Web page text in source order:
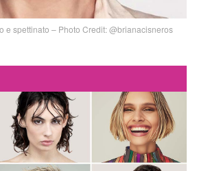
e spettinato – Photo Credit: @brianacisneros